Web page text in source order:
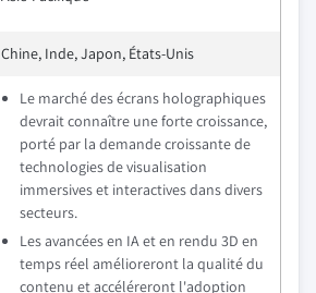
Chine, Inde, Japon, États-Unis
Le marché des écrans holographiques
devrait connaître une forte croissance,
porté par la demande croissante de
technologies de visualisation
immersives et interactives dans divers
secteurs.
Les avancées en IA et en rendu 3D en
temps réel amélioreront la qualité du
contenu et accéléreront l'adoption